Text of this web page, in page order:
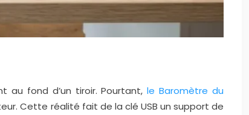
au fond d’un tiroir. Pourtant,le Baromètre du
Cette réalité fait de la clé USB un support de